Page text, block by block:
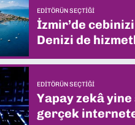
EDITÖRÜN SEÇTIĞI
İzmir’de
Denizi de
EDITÖRÜN SEÇTIĞI
Yapay zekâ yine
gerçek internete